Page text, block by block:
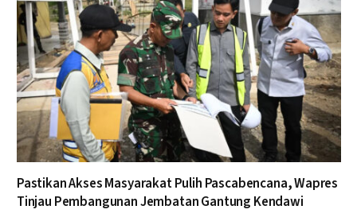
Pastikan Akses Masyarakat Pulih Pascabencana, Wapres
Tinjau Pembangunan Jembatan Gantung Kendawi